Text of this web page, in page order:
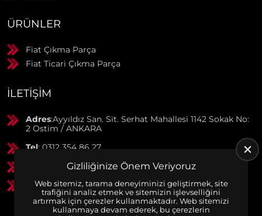
ÜRÜNLER
Fiat Çıkma Parça
Fiat Ticari Çıkma Parça
İLETIŞIM
Adres:Ayyıldız San. Sit. Serhat Mahallesi 1142 Sokak No:
2 Ostim / ANKARA
Tel: 0312 354 86 27
: 0506 369 50 55
GSM: 0553 790 38 01
Gizliliğinize Önem Veriyoruz
Web sitemiz, tarama deneyiminizi geliştirmek, site
trafiğini analiz etmek ve sitemizin işlevselliğini
artırmak için çerezler kullanmaktadır. Web sitemizi
kullanmaya devam ederek, bu çerezlerin